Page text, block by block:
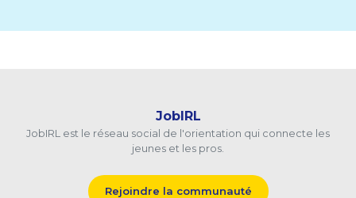
JobIRL
JobIRL est le réseau social de l'orientation qui connecte les
jeunes et les pros.
Rejoindre la communauté